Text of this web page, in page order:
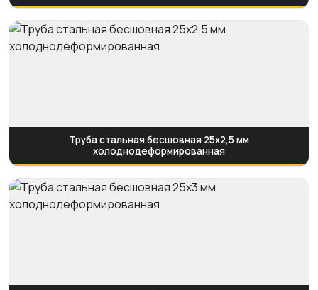
Труба стальная бесшовная 25х2,5 мм
холоднодеформированная